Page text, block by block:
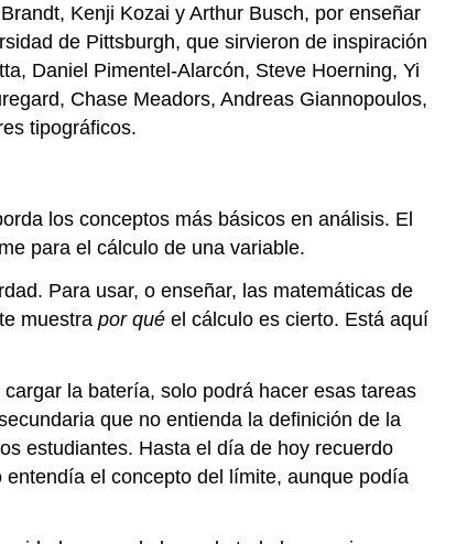
Kenji Kozai y Arthur Busch, por enseñar
de Pittsburgh, que sirvieron de inspiración
Daniel Pimentel-Alarcón, Steve Hoerning, Yi
Chase Meadors, Andreas Giannopoulos,
tipográficos.
los conceptos más básicos en análisis. El
para el cálculo de una variable.
Para usar, o enseñar, las matemáticas de
muestra por qué el cálculo es cierto. Está aquí
la batería, solo podrá hacer esas tareas
que no entienda la definición de la
estudiantes. Hasta el día de hoy recuerdo
el concepto del límite, aunque podía